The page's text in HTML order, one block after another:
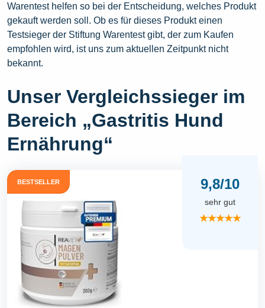
Warentest helfen so bei der Entscheidung, welches Produkt
gekauft werden soll. Ob es für dieses Produkt einen
Testsieger der Stiftung Warentest gibt, der zum Kaufen
empfohlen wird, ist uns zum aktuellen Zeitpunkt nicht
bekannt.
Unser Vergleichssieger im
Bereich „Gastritis Hund
Ernährung“
BESTSELLER 9,8/10
sehr gut
★★★★★